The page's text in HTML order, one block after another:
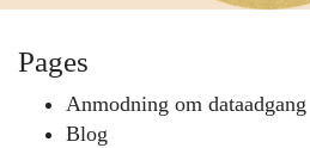
Pages
Anmodning om dataadgang
Blog